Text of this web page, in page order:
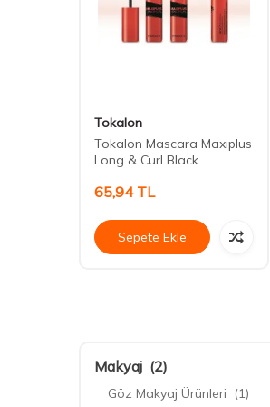
Tokalon
Tokalon Mascara Maxıplus
Long & Curl Black
65,94TL
Sepete Ekle
Makyaj (2)
Göz Makyaj Ürünleri (1)